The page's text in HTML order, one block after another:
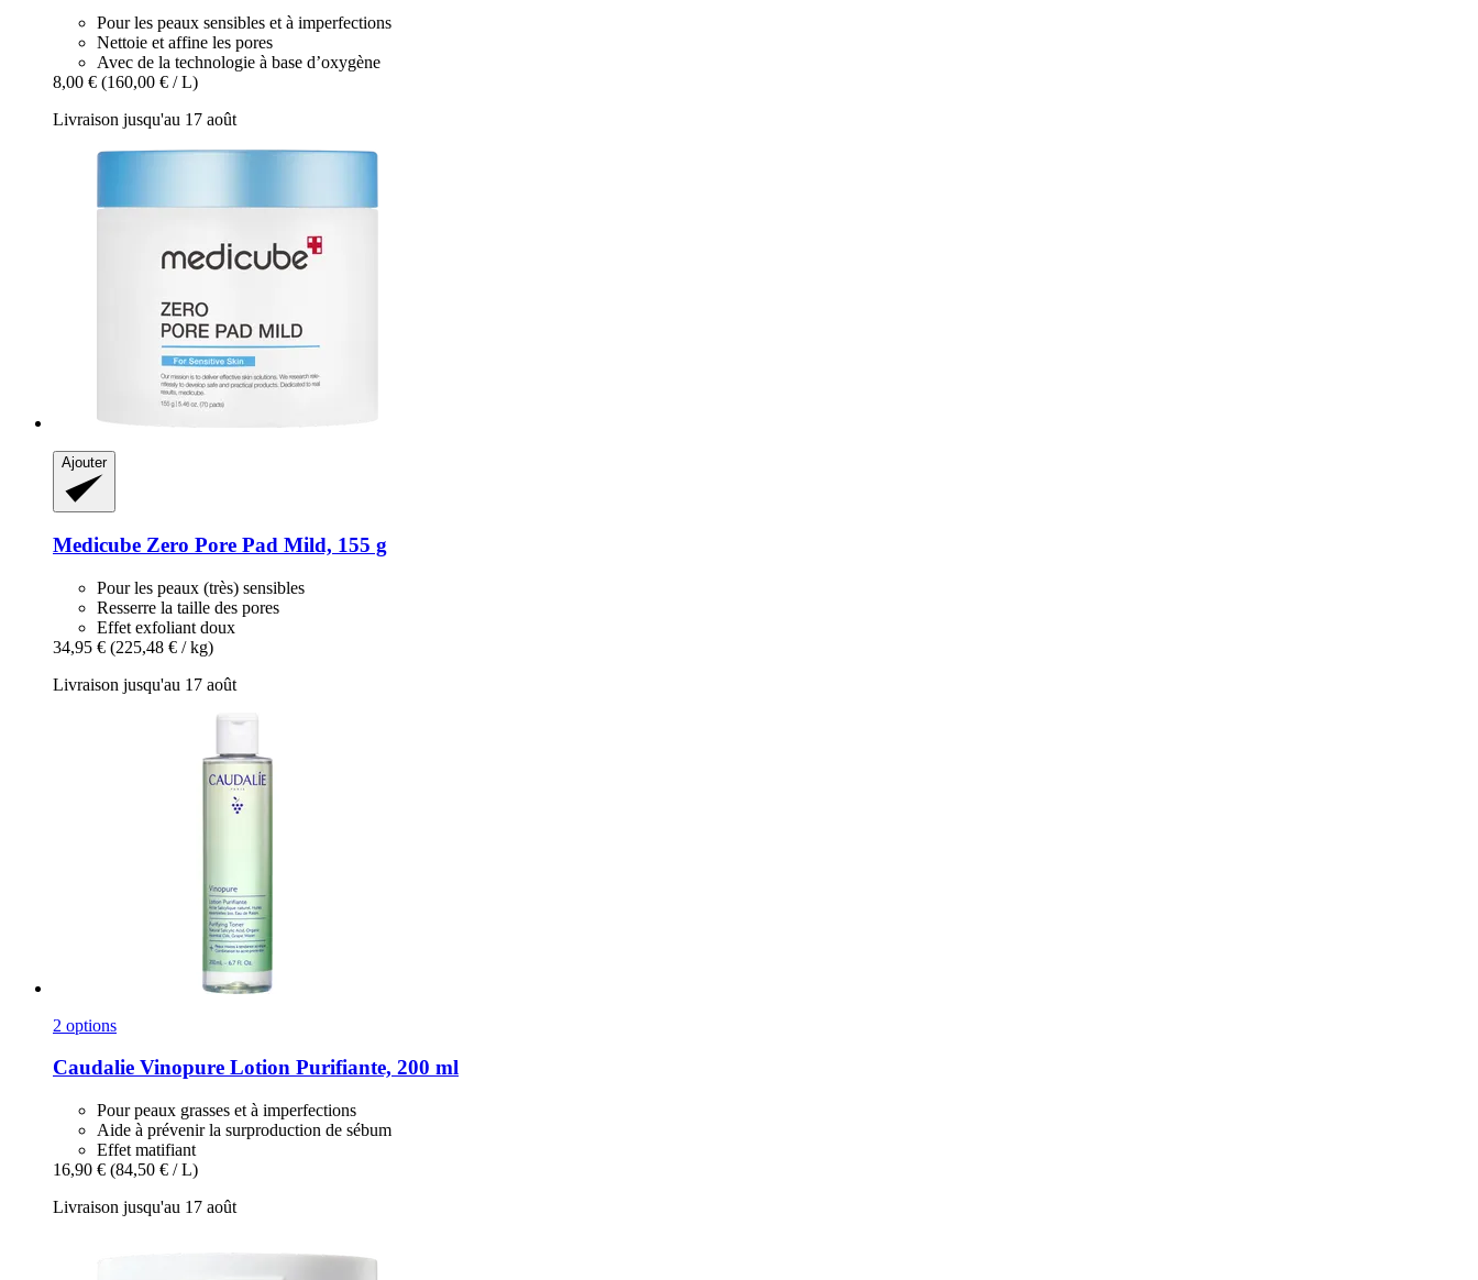
Pour les peaux sensibles et à imperfections
Nettoie et affine les pores
Avec de la technologie à base d’oxygène
8,00 € (160,00 € / L)
Livraison jusqu'au 17 août
Ajouter
Medicube Zero Pore Pad Mild, 155 g
Pour les peaux (très) sensibles
Resserre la taille des pores
Effet exfoliant doux
34,95 € (225,48 € / kg)
Livraison jusqu'au 17 août
2 options
Caudalie Vinopure Lotion Purifiante, 200 ml
Pour peaux grasses et à imperfections
Aide à prévenir la surproduction de sébum
Effet matifiant
16,90 € (84,50 € / L)
Livraison jusqu'au 17 août